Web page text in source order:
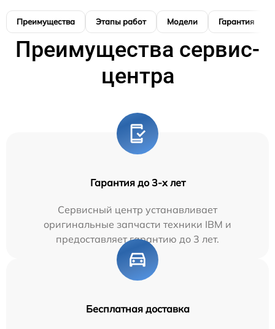
Преимущества Этапы работ Модели Гарантия
Преимущества сервис-
центра
Гарантия до 3-х лет
Сервисный центр устанавливает
оригинальные запчасти техники IBM и
предоставляет гарантию до 3 лет.
Бесплатная доставка